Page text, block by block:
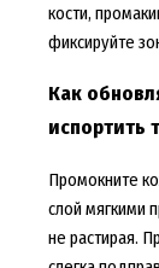
кости,
фиксируйте
Как
испортить
Промокните
слой мягкими
не растирая.